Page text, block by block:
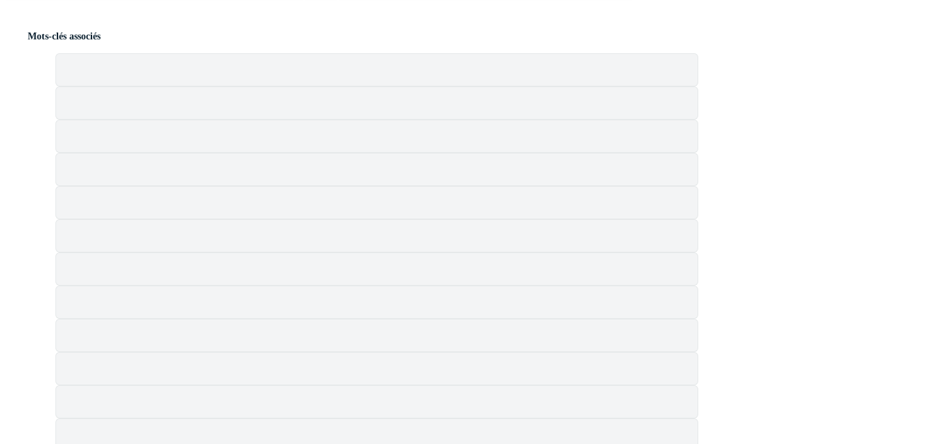
Mots-clés associés